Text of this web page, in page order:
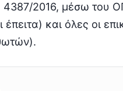
4387/2016, μέσω του
και όλες οι